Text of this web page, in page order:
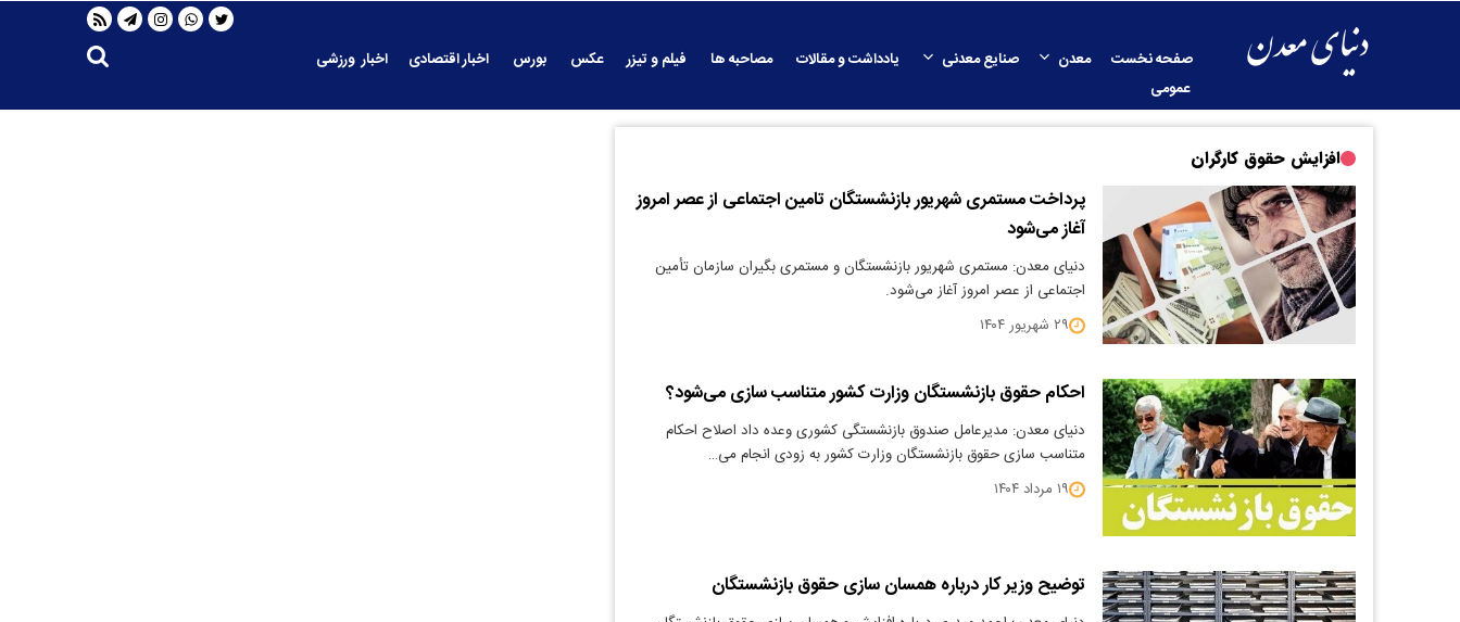
صفحه نخست معدن صنایع معدنی یادداشت و مقالات مصاحبه ها فیلم و تیزر عکس بورس اخبار اقتصادی
اخبار ورزشی
عمومی
افزايش حقوق كارگران
پرداخت مستمری شهریور بازنشستگان تامین اجتماعی از عصر امروز
آغاز می‌شود
دنیای معدن: مستمری شهریور بازنشستگان و مستمری بگیران سازمان تأمین
اجتماعی از عصر امروز آغاز می‌شود.
۲۹ شهریور ۱۴۰۴
احکام حقوق بازنشستگان وزارت کشور متناسب سازی می‌شود؟
دنیای معدن: مدیرعامل صندوق بازنشستگی کشوری وعده داد اصلاح احکام
متناسب سازی حقوق بازنشستگان وزارت کشور به زودی انجام می…
۱۹ مرداد ۱۴۰۴
توضیح وزیر کار درباره همسان سازی حقوق بازنشستگان